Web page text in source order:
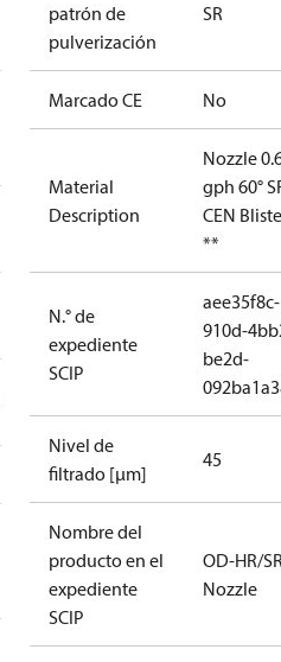
patrón de
pulverización
SR
Marcado CE No
Material
Description
Nozzle
gph 60°
CEN
**
N.° de
expediente
SCIP
aee35f8c-
910d-
be2d-
Nivel de
filtrado [µm]
45
Nombre del
producto en el
expediente
SCIP
OD-HR/
Nozzle